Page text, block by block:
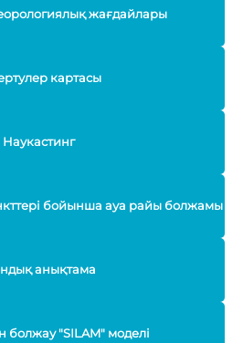
жағдайлары
картасы
Наукастинг
бойынша ауа райы болжамы
анықтама
болжау "SILAM" моделі